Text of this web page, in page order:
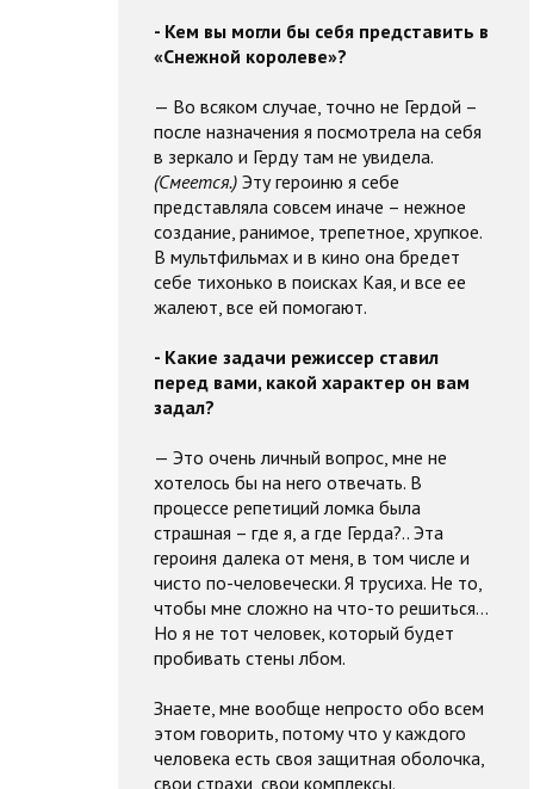
- Кем вы могли бы себя представить в
«Снежной королеве»?
— Во всяком случае, точно не Гердой –
после назначения я посмотрела на себя
в зеркало и Герду там не увидела.
(Смеется.)Эту героиню я себе
представляла совсем иначе – нежное
создание, ранимое, трепетное, хрупкое.
В мультфильмах и в кино она бредет
себе тихонько в поисках Кая, и все ее
жалеют, все ей помогают.
- Какие задачи режиссер ставил
перед вами, какой характер он вам
задал?
— Это очень личный вопрос, мне не
хотелось бы на него отвечать. В
процессе репетиций ломка была
страшная – где я, а где Герда?.. Эта
героиня далека от меня, в том числе и
чисто по-человечески. Я трусиха. Не то,
чтобы мне сложно на что-то решиться…
Но я не тот человек, который будет
пробивать стены лбом.
Знаете, мне вообще непросто обо всем
этом говорить, потому что у каждого
человека есть своя защитная оболочка,
свои страхи, свои комплексы.